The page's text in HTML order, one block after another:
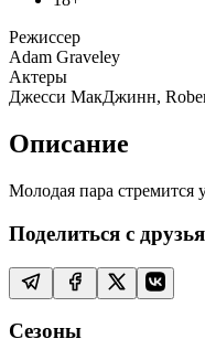
Режиссер
Adam Graveley
Актеры
Джесси МакДжинн,
Описание
Молодая пара стремится
Поделиться с
Сезоны